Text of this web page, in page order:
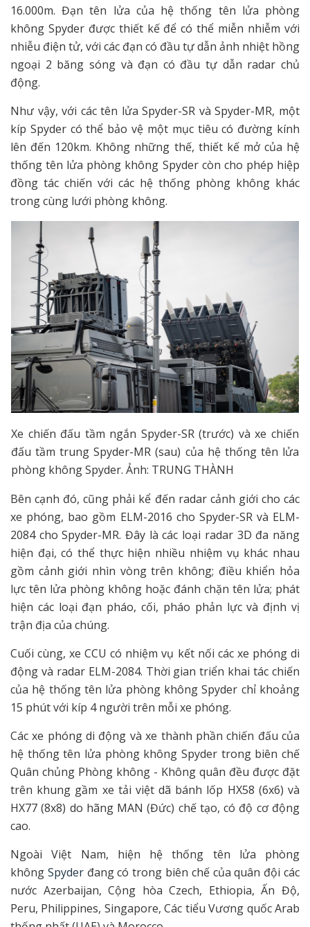
16.000m. Đạn tên lửa của hệ thống tên lửa phòng
không Spyder được thiết kế để có thể miễn nhiễm với
nhiễu điện tử, với các đạn có đầu tự dẫn ảnh nhiệt hồng
ngoại 2 băng sóng và đạn có đầu tự dẫn radar chủ
động.
Như vậy, với các tên lửa Spyder-SR và Spyder-MR, một
kíp Spyder có thể bảo vệ một mục tiêu có đường kính
lên đến 120km. Không những thế, thiết kế mở của hệ
thống tên lửa phòng không Spyder còn cho phép hiệp
đồng tác chiến với các hệ thống phòng không khác
trong cùng lưới phòng không.
Xe chiến đấu tầm ngắn Spyder-SR (trước) và xe chiến
đấu tầm trung Spyder-MR (sau) của hệ thống tên lửa
phòng không Spyder. Ảnh: TRUNG THÀNH
Bên cạnh đó, cũng phải kể đến radar cảnh giới cho các
xe phóng, bao gồm ELM-2016 cho Spyder-SR và ELM-
2084 cho Spyder-MR. Đây là các loại radar 3D đa năng
hiện đại, có thể thực hiện nhiều nhiệm vụ khác nhau
gồm cảnh giới nhìn vòng trên không; điều khiển hỏa
lực tên lửa phòng không hoặc đánh chặn tên lửa; phát
hiện các loại đạn pháo, cối, pháo phản lực và định vị
trận địa của chúng.
Cuối cùng, xe CCU có nhiệm vụ kết nối các xe phóng di
động và radar ELM-2084. Thời gian triển khai tác chiến
của hệ thống tên lửa phòng không Spyder chỉ khoảng
15 phút với kíp 4 người trên mỗi xe phóng.
Các xe phóng di động và xe thành phần chiến đấu của
hệ thống tên lửa phòng không Spyder trong biên chế
Quân chủng Phòng không - Không quân đều được đặt
trên khung gầm xe tải việt dã bánh lốp HX58 (6x6) và
HX77 (8x8) do hãng MAN (Đức) chế tạo, có độ cơ động
cao.
Ngoài Việt Nam, hiện hệ thống tên lửa phòng
không Spyderđang có trong biên chế của quân đội các
nước Azerbaijan, Cộng hòa Czech, Ethiopia, Ấn Độ,
Peru, Philippines, Singapore, Các tiểu Vương quốc Arab